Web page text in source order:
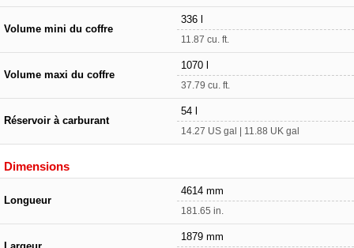
Volume mini du coffre
336 l
11.87 cu. ft.
Volume maxi du coffre
1070 l
37.79 cu. ft.
Réservoir à carburant
54 l
14.27 US gal | 11.88 UK gal
Dimensions
Longueur
4614 mm
181.65 in.
1879 mm